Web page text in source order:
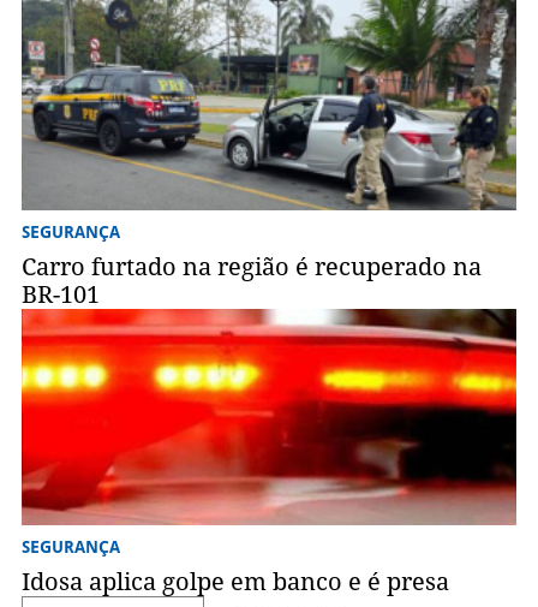
SEGURANÇA
Carro furtado na região é recuperado na
BR-101
SEGURANÇA
Idosa aplica golpe em banco e é presa